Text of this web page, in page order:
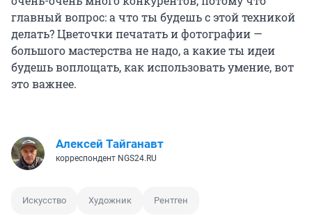
главный вопрос: а что ты будешь с этой техникой
делать? Цветочки печатать и фотографии —
большого мастерства не надо, а какие ты идеи
будешь воплощать, как использовать умение, вот
это важнее.
Алексей Тайганавт
корреспондент NGS24.RU
Искусство Художник Рентген